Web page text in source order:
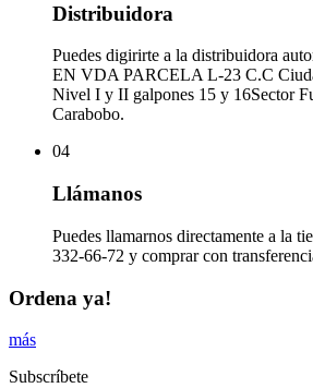
Distribuidora
Puedes digirirte a la distribuidora
EN VDA PARCELA L-23 C.C
Nivel I y II galpones 15 y 16Sector
Carabobo.
04
Llámanos
Puedes llamarnos directamente a la
332-66-72 y comprar con
Ordena ya!
más
Subscríbete